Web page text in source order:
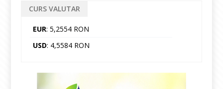
CURS VALUTAR
EUR: 5,2554 RON
USD: 4,5584 RON